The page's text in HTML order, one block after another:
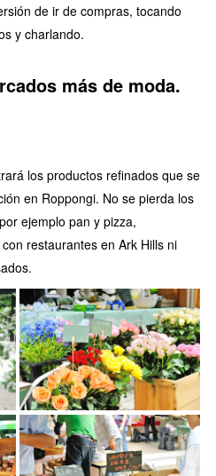
de ir de compras, tocando
y charlando.
más de moda.
los productos refinados que se
en Roppongi. No se pierda los
ejemplo pan y pizza,
restaurantes en Ark Hills ni